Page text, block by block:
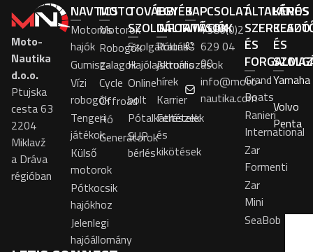
Moto-
Nautika
d.o.o.
Ptujska
cesta 63
2204
Miklavž
a Dráva
régióban
NAVTICS
Motoros
hajók
Gumiszalagok
Vízi
robogók
Tengeri
játékok
Külső
motorok
Pótkocsik
hajókhoz
Jelenlegi
hajóállomány
MOTO
Motorok
Robogók
E-
Cycle
Offroad
Hó
Generátorok
TOVÁBBI
SZOLGÁLTATÁSOK
Szolgáltatás
Hajólajstromozások
Online
bolt
Pótalkatrészek
SUP
bérlés
EGYÉB
INFORMÁCIÓK
Rólunk
Aktuális
hírek
Karrier
Feltételek
és
kikötések
KAPCSOLAT
+386(0)2
629 04
00
info@moto-
nautika.com
ÁLTALÁNOS
ÉS
Grand
Boats
Ranieri
International
Zar
Formenti
Zar
Mini
SeaBob
KÉRÉS
ELADÓ
ÉS
Yamaha
Volvo
Penta